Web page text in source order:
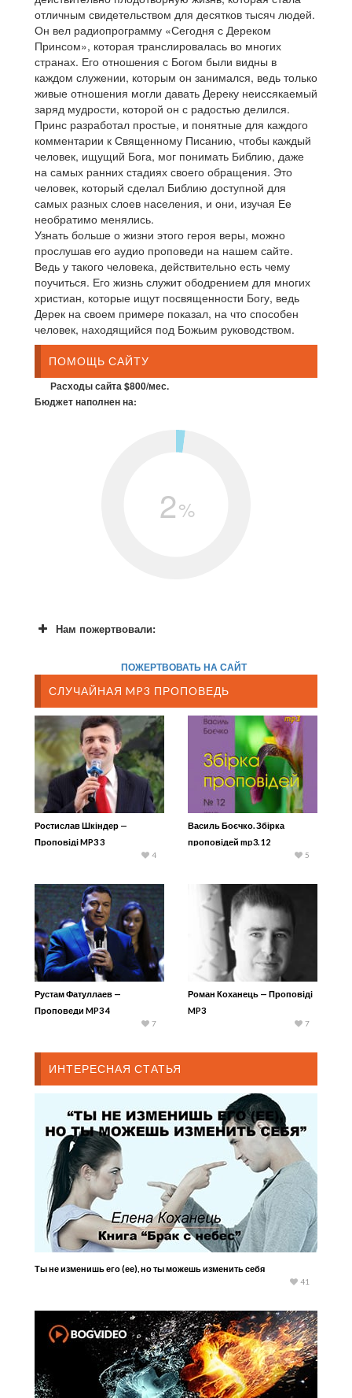
отличным свидетельством для десятков тысяч людей.
Он вел радиопрограмму «Сегодня с Дереком
Принсом», которая транслировалась во многих
странах. Его отношения с Богом были видны в
каждом служении, которым он занимался, ведь только
живые отношения могли давать Дереку неиссякаемый
заряд мудрости, которой он с радостью делился.
Принс разработал простые, и понятные для каждого
комментарии к Священному Писанию, чтобы каждый
человек, ищущий Бога, мог понимать Библию, даже
на самых ранних стадиях своего обращения. Это
человек, который сделал Библию доступной для
самых разных слоев населения, и они, изучая Ее
необратимо менялись.
Узнать больше о жизни этого героя веры, можно
прослушав его аудио проповеди на нашем сайте.
Ведь у такого человека, действительно есть чему
поучиться. Его жизнь служит ободрением для многих
христиан, которые ищут посвященности Богу, ведь
Дерек на своем примере показал, на что способен
человек, находящийся под Божьим руководством.
ПОМОЩЬ САЙТУ
Расходы сайта $800/мес.
Бюджет наполнен на:
2%
Нам пожертвовали:
ПОЖЕРТВОВАТЬ НА САЙТ
СЛУЧАЙНАЯ MP3 ПРОПОВЕДЬ
Ростислав Шкіндер —
Проповіді MP3 3
4
Василь Боєчко. Збірка
проповідей mp3. 12
5
Рустам Фатуллаев —
Проповеди MP3 4
7
Роман Коханець — Проповіді
MP3
7
ИНТЕРЕСНАЯ СТАТЬЯ
Ты не изменишь его (ее), но ты можешь изменить себя
41